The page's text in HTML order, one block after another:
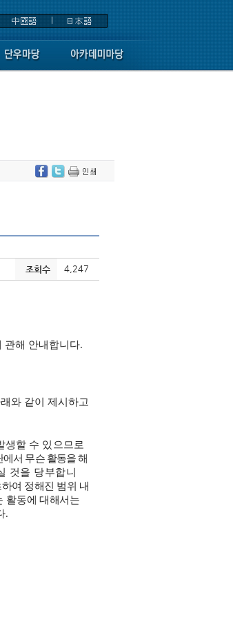
조회수 4,247
관해 안내합니다.
와 같이 제시하고
생할 수 있으므로
서 무슨 활동을 해
것을 당부합니
여 정해진 범위 내
활동에 대해서는
.